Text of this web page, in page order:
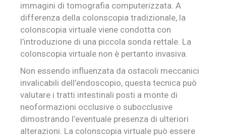
immagini di tomografia computerizzata.A
differenza della colonscopia tradizionale, la
colonscopia virtuale viene condotta con
l’introduzione di una piccola sonda rettale. La
colonscopia virtuale non è pertanto invasiva.
Non essendo influenzata da ostacoli meccanici
invalicabili dell’endoscopio, questa tecnica può
valutare i tratti intestinali posti a monte di
neoformazioni occlusive o subocclusive
dimostrando l’eventuale presenza di ulteriori
alterazioni. La colonscopia virtuale può essere